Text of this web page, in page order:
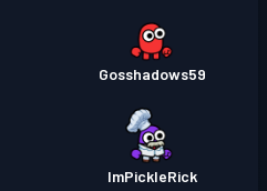
Gosshadows59
ImPickleRick